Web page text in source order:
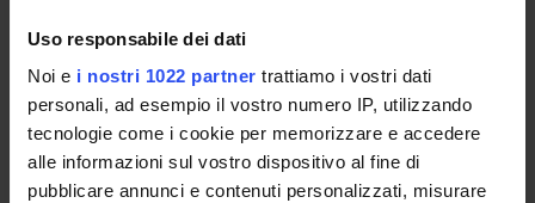
Uso responsabile dei dati
Noi e i nostri 1022 partner trattiamo i vostri dati
personali, ad esempio il vostro numero IP, utilizzando
tecnologie come i cookie per memorizzare e accedere
alle informazioni sul vostro dispositivo al fine di
pubblicare annunci e contenuti personalizzati, misurare
Nomina commissione
IT | 324Kb
Avviso colloquio